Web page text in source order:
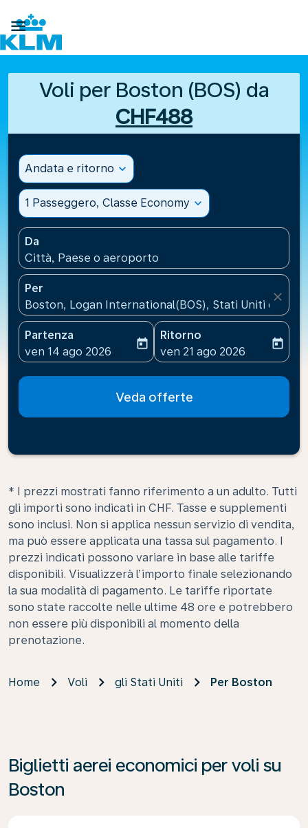

Voli per Boston (BOS) da
CHF488
Andata e ritorno expand_more
1 Passeggero, Classe Economy expand_more
Da
Città, Paese o aeroporto
Per
Boston, Logan International(BOS), Stati Uniti
close
Partenza
fc-booking-departure-date-aria-label
ven 14 ago 2026
today
Ritorno
fc-booking-return-date-
ven 21 ago 2026
today
Veda offerte
* I prezzi mostrati fanno riferimento a un adulto. Tutti
gli importi sono indicati in CHF. Tasse e supplementi
sono inclusi. Non si applica nessun servizio di vendita,
ma può essere applicata una tassa sul pagamento. I
prezzi indicati possono variare in base alle tariffe
disponibili. Visualizzerà l’importo finale selezionando
la sua modalità di pagamento. Le tariffe riportate
sono state raccolte nelle ultime 48 ore e potrebbero
non essere più disponibili al momento della
prenotazione.
Home Voli gli Stati Uniti Per Boston
Biglietti aerei economici per voli su
Boston